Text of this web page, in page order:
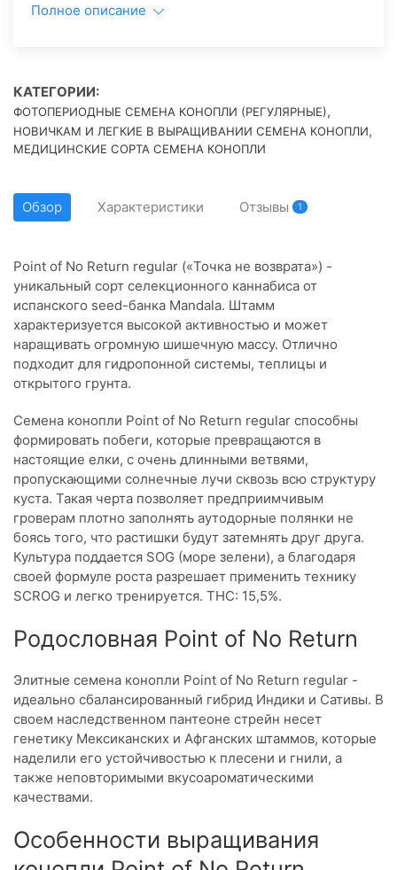
Полное описание
КАТЕГОРИИ:
ФОТОПЕРИОДНЫЕ СЕМЕНА КОНОПЛИ (РЕГУЛЯРНЫЕ),
НОВИЧКАМ И ЛЕГКИЕ В ВЫРАЩИВАНИИ СЕМЕНА КОНОПЛИ,
МЕДИЦИНСКИЕ СОРТА СЕМЕНА КОНОПЛИ
Обзор Характеристики Отзывы 1
Point of No Return regular («Точка не возврата») -
уникальный сорт селекционного каннабиса от
испанского seed-банка Mandala. Штамм
характеризуется высокой активностью и может
наращивать огромную шишечную массу. Отлично
подходит для гидропонной системы, теплицы и
открытого грунта.
Семена конопли Point of No Return regular способны
формировать побеги, которые превращаются в
настоящие елки, с очень длинными ветвями,
пропускающими солнечные лучи сквозь всю структуру
куста. Такая черта позволяет предприимчивым
гроверам плотно заполнять аутодорные полянки не
боясь того, что растишки будут затемнять друг друга.
Культура поддается SOG (море зелени), а благодаря
своей формуле роста разрешает применить технику
SCROG и легко тренируется. THC: 15,5%.
Родословная Point of No Return
Элитные семена конопли Point of No Return regular -
идеально сбалансированный гибрид Индики и Сативы. В
своем наследственном пантеоне стрейн несет
генетику Мексиканских и Афганских штаммов, которые
наделили его устойчивостью к плесени и гнили, а
также неповторимыми вкусоароматическими
качествами.
Особенности выращивания